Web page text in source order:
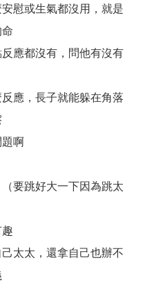
慰或生氣都沒用，就是
應都沒有，問他有沒有
應，長子就能躲在角落
啊
要跳好大一下因為跳太
太太，還拿自己也辦不